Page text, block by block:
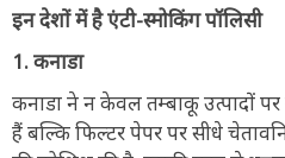
इन देशों में है एंटी-स्मोकिंग पॉलिसी
1. कनाडा
कनाडा ने न केवल तम्बाकू उत्पादों पर
हैं बल्कि फिल्टर पेपर पर सीधे